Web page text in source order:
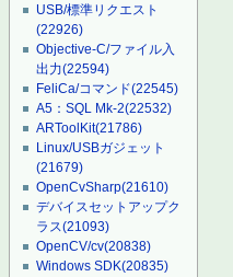
USB/標準リクエスト
(22926)
Objective-C/ファイル入
出力(22594)
FeliCa/コマンド(22545)
A5：SQL Mk-2(22532)
ARToolKit(21786)
Linux/USBガジェット
(21679)
OpenCvSharp(21610)
デバイスセットアップク
ラス(21093)
OpenCV/cv(20838)
Windows SDK(20835)